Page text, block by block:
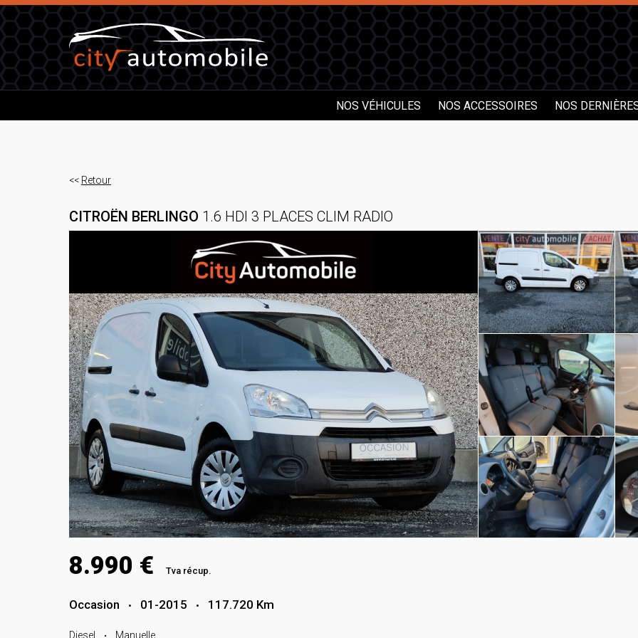
NOS VÉHICULES NOS ACCESSOIRES NOS
<< Retour
CITROËN BERLINGO 1.6 HDI 3 PLACES CLIM RADIO
8.990 € Tva récup.
Occasion • 01-2015 • 117.720 Km
Diesel Manuelle